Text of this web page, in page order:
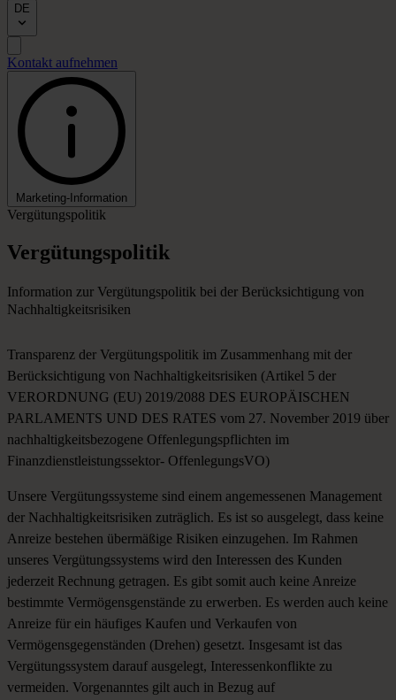
DE
Kontakt aufnehmen
Marketing-Information
Vergütungspolitik
Vergütungspolitik
Information zur Vergütungspolitik bei der Berücksichtigung von
Nachhaltigkeitsrisiken
Transparenz der Vergütungspolitik im Zusammenhang mit der
Berücksichtigung von Nachhaltigkeitsrisiken (Artikel 5 der
VERORDNUNG (EU) 2019/2088 DES EUROPÄISCHEN
PARLAMENTS UND DES RATES vom 27. November 2019 über
nachhaltigkeitsbezogene Offenlegungspflichten im
Finanzdienstleistungssektor- OffenlegungsVO)
Unsere Vergütungssysteme sind einem angemessenen Management
der Nachhaltigkeitsrisiken zuträglich. Es ist so ausgelegt, dass keine
Anreize bestehen übermäßige Risiken einzugehen. Im Rahmen
unseres Vergütungssystems wird den Interessen des Kunden
jederzeit Rechnung getragen. Es gibt somit auch keine Anreize
bestimmte Vermögensgenstände zu erwerben. Es werden auch keine
Anreize für ein häufiges Kaufen und Verkaufen von
Vermögensgegenständen (Drehen) gesetzt. Insgesamt ist das
Vergütungssystem darauf ausgelegt, Interessenkonflikte zu
vermeiden. Vorgenanntes gilt auch in Bezug auf